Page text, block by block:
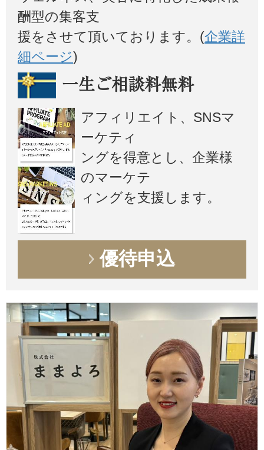
酬型の集客支
援をさせて頂いております。(企業詳
細ページ)
一生ご相談料無料
アフィリエイト、SNSマ
ーケティ
ングを得意とし、企業様
のマーケテ
ィングを支援します。
優待申込